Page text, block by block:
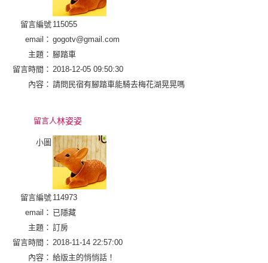
留言編號 115055
email： gogotv@gmail.com
主題： 腳踏車
留言時間： 2018-12-05 09:50:30
內容： 請問民宿有腳踏車能騎去梅花湖晃晃嗎
留言人林姿姿
小圖
留言編號 114973
email： 已隱藏
主題： 訂房
留言時間： 2018-11-14 22:57:00
內容： 給版主的悄悄話！